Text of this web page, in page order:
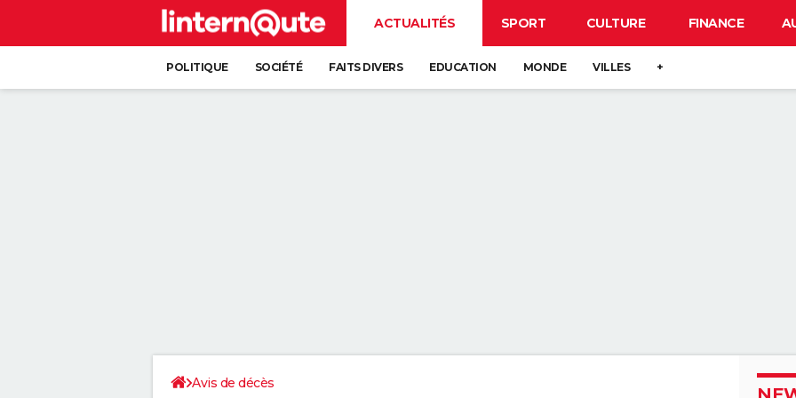
ACTUALITÉS SPORT CULTURE FINANCE
POLITIQUE SOCIÉTÉ FAITS DIVERS EDUCATION MONDE VILLES +
Avis de décès